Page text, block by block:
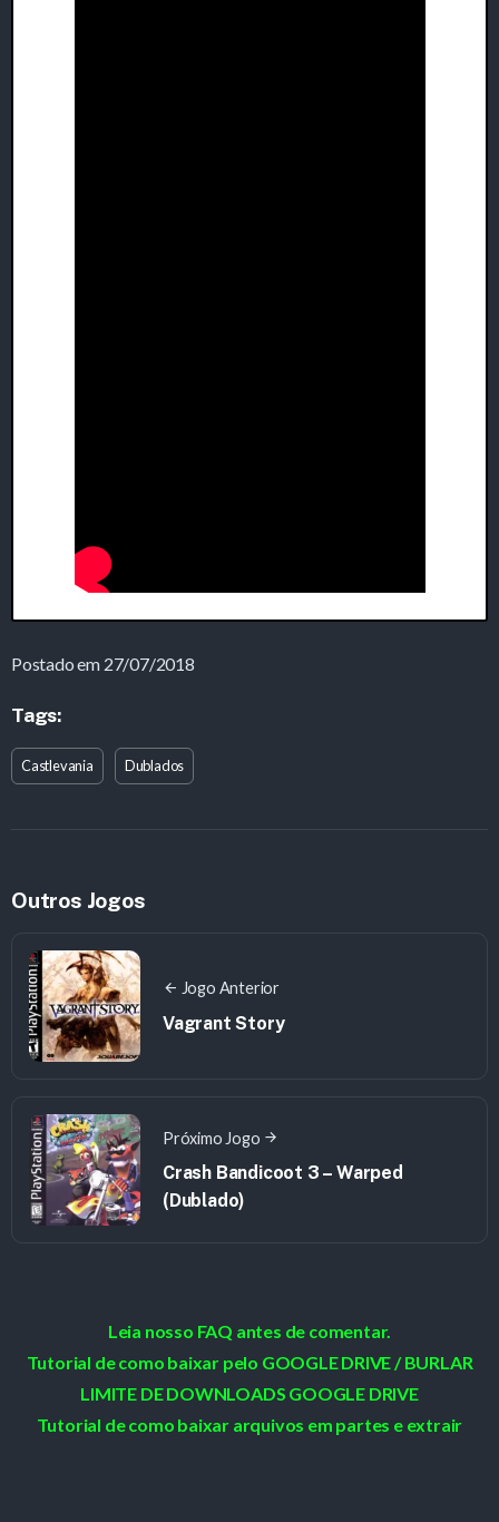
Postado em 27/07/2018
Tags:
Castlevania Dublados
Outros Jogos
Jogo Anterior
Vagrant Story
Próximo Jogo
Crash Bandicoot 3 – Warped
(Dublado)
Leia nosso FAQ antes de comentar.
Tutorial de como baixar pelo GOOGLE DRIVE / BURLAR
LIMITE DE DOWNLOADS GOOGLE DRIVE
Tutorial de como baixar arquivos em partes e extrair